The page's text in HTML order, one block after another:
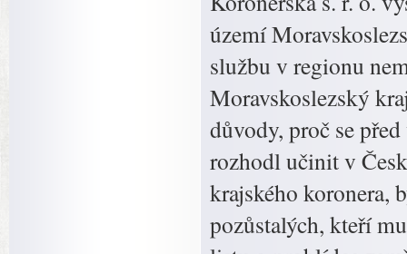
území
službu v regionu
Moravskoslezský
důvody, proč se
rozhodl učinit v
krajského koronera,
pozůstalých, kteří